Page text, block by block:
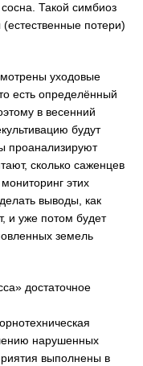
Такой симбиоз
потери)
уходовые
есть определённый
в весенний
будут
проанализируют
сколько саженцев
этих
выводы, как
и уже потом будет
земель
достаточное
нарушенных
выполнены в